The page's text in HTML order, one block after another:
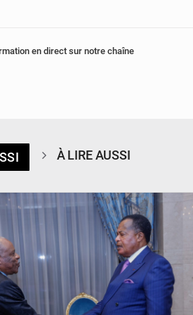
en direct sur notre chaîne
À LIRE AUSSI